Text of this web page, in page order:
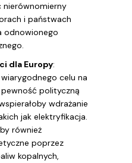
nierównomierny
i państwach
odnowionego
dla Europy:
celu na
polityczną
wdrażanie
jak elektryfikacja.
również
poprzez
kopalnych,